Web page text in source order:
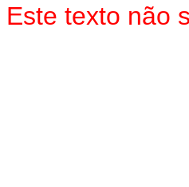
Este texto não